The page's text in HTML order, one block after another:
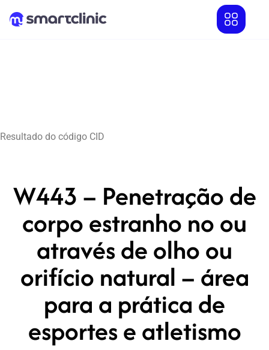
Resultado do código CID
W443 – Penetração de
corpo estranho no ou
através de olho ou
orifício natural – área
para a prática de
esportes e atletismo